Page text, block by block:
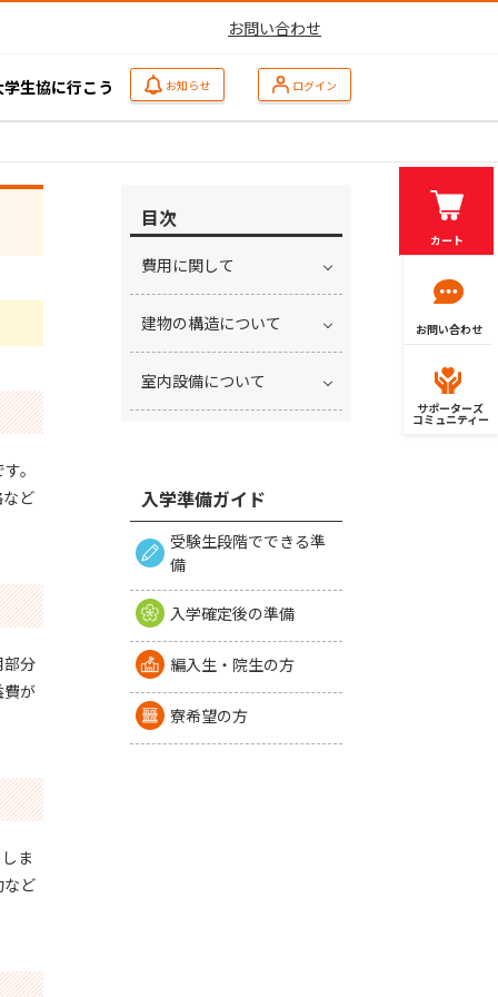
お問い合わせ
学生協に行こう お知らせ ログイン
。
ど
部分
費が
ま
など
目次
費用に関して
建物の構造について
室内設備について
入学準備ガイド
受験生段階でできる準
備
入学確定後の準備
編入生・院生の方
寮希望の方
カート
お問い合わせ
サポーターズ
コミュニティー